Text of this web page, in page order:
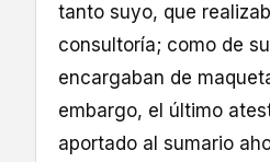
tanto suyo, que
consultoría; como de
encargaban de
embargo, el último
aportado al sumario